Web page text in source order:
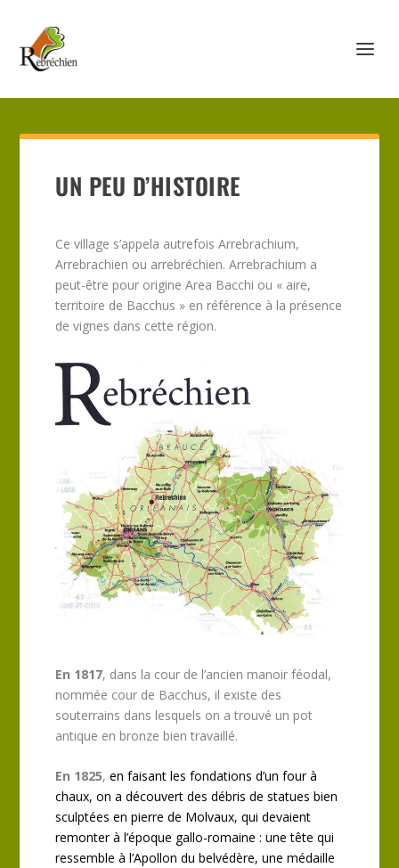
UN PEU D’HISTOIRE
Ce village s’appela autrefois Arrebrachium,
Arrebrachien ou arrebréchien. Arrebrachium a
peut-être pour origine Area Bacchi ou « aire,
territoire de Bacchus » en référence à la présence
de vignes dans cette région.
En 1817, dans la cour de l’ancien manoir féodal,
nommée cour de Bacchus, il existe des
souterrains dans lesquels on a trouvé un pot
antique en bronze bien travaillé.
En 1825,en faisant les fondations d’un four à
chaux, on a découvert des débris de statues bien
sculptées en pierre de Molvaux, qui devaient
remonter à l’époque gallo-romaine : une tête qui
ressemble à l’Apollon du belvédère, une médaille